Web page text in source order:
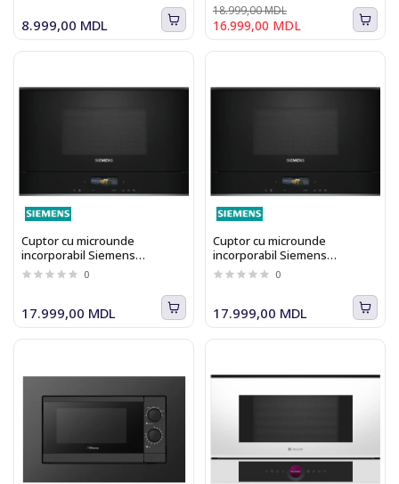
8.999,00 MDL 16.999,00 MDL
18.999,00 MDL
Cuptor cu microunde
incorporabil Siemens
BF722L1B1 iQ700
0
17.999,00 MDL
Cuptor cu microunde
incorporabil Siemens
BF722R1B1 iQ700
0
17.999,00 MDL